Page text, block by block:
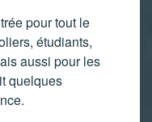
pour tout le
étudiants,
aussi pour les
quelques